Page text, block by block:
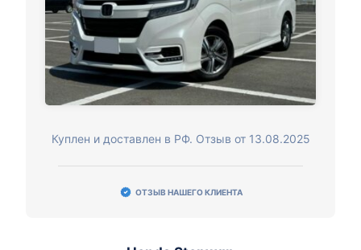
Куплен и доставлен в РФ. Отзыв от 13.08.2025
ОТЗЫВ НАШЕГО КЛИЕНТА